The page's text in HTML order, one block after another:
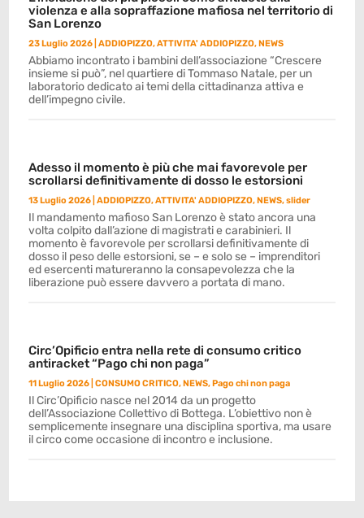
violenza e alla sopraffazione mafiosa nel territorio di
San Lorenzo
23 Luglio 2026 |ADDIOPIZZO,ATTIVITA' ADDIOPIZZO,NEWS
Abbiamo incontrato i bambini dell’associazione “Crescere
insieme si può”, nel quartiere di Tommaso Natale, per un
laboratorio dedicato ai temi della cittadinanza attiva e
dell’impegno civile.
Adesso il momento è più che mai favorevole per
scrollarsi definitivamente di dosso le estorsioni
13 Luglio 2026 |ADDIOPIZZO,ATTIVITA' ADDIOPIZZO,NEWS,slider
Il mandamento mafioso San Lorenzo è stato ancora una
volta colpito dall’azione di magistrati e carabinieri. Il
momento è favorevole per scrollarsi definitivamente di
dosso il peso delle estorsioni, se – e solo se – imprenditori
ed esercenti matureranno la consapevolezza che la
liberazione può essere davvero a portata di mano.
Circ’Opificio entra nella rete di consumo critico
antiracket “Pago chi non paga”
11 Luglio 2026 |CONSUMO CRITICO,NEWS,Pago chi non paga
Il Circ’Opificio nasce nel 2014 da un progetto
dell’Associazione Collettivo di Bottega. L’obiettivo non è
semplicemente insegnare una disciplina sportiva, ma usare
il circo come occasione di incontro e inclusione.